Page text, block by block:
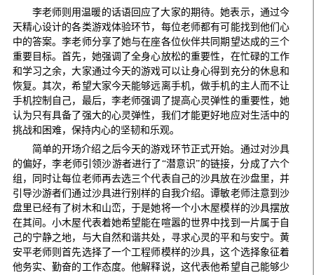
李老师则用温暖的话语回应了大家的期待。她表示，通过今
天精心设计的各类游戏体验环节，每位老师都有可能找到他们心
中的答案。李老师分享了她与在座各位伙伴共同期望达成的三个
重要目标。首先，她强调了全身心放松的重要性，在忙碌的工作
和学习之余，大家通过今天的游戏可以让身心得到充分的休息和
恢复。其次，希望大家今天能够远离手机，做手机的主人而不让
手机控制自己，最后，李老师强调了提高心灵弹性的重要性，她
认为只有具备了强大的心灵弹性，我们才能更好地应对生活中的
挑战和困难，保持内心的坚韧和乐观。
简单的开场介绍之后今天的游戏环节正式开始。通过对沙具
的偏好，李老师引领沙游者进行了“潜意识”的链接，分成了六个
组，同时让每位老师再去选三个代表自己的沙具放在沙盘里，并
引导沙游者们通过沙具进行别样的自我介绍。谭敏老师注意到沙
盘里已经有了树木和山峦，于是她将一个小木屋模样的沙具摆放
在其间。小木屋代表着她希望能在喧嚣的世界中找到一片属于自
己的宁静之地，与大自然和谐共处，寻求心灵的平和与安宁。黄
安平老师则首先选择了一个工程师模样的沙具，这个选择象征着
他务实、勤奋的工作态度。他解释说，这代表他希望自己能够少